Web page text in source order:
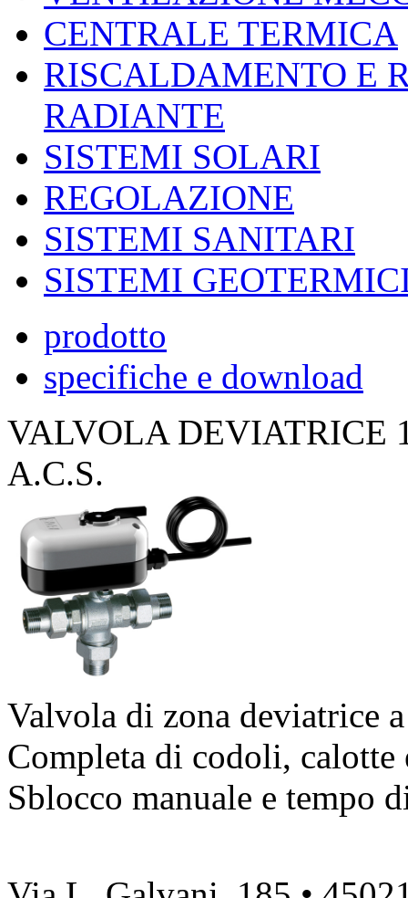
CENTRALE TERMICA
RISCALDAMENTO E
RADIANTE
SISTEMI SOLARI
REGOLAZIONE
SISTEMI SANITARI
SISTEMI
prodotto
specifiche e download
VALVOLA DEVIATRICE
A.C.S.
Valvola di zona deviatrice
Completa di codoli, calotte
Sblocco manuale e tempo